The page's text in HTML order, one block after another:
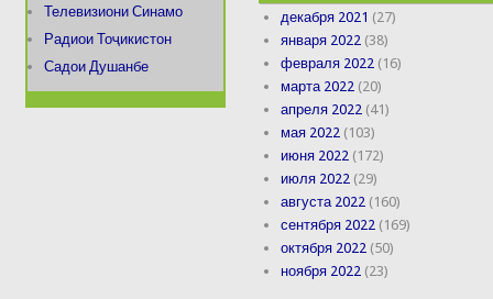
Телевизиони Синамо
Радиои Тоҷикистон
Садои Душанбе
декабря 2021 (27)
января 2022 (38)
февраля 2022 (16)
марта 2022 (20)
апреля 2022 (41)
мая 2022 (103)
июня 2022 (172)
июля 2022 (29)
августа 2022 (160)
сентября 2022 (169)
октября 2022 (50)
ноября 2022 (23)